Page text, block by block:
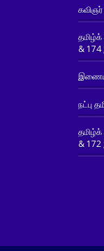
கவிஞர்
& 174
இணைய
நட்பு
& 172